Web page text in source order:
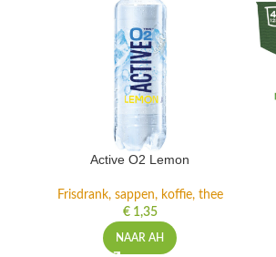
Active O2 Lemon
Frisdrank, sappen, koffie, thee
€1,35
NAAR AH